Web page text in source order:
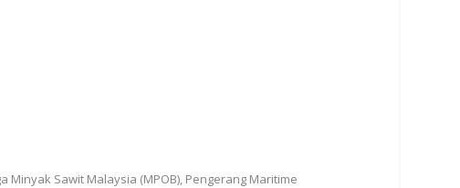
Sawit Malaysia (MPOB), Pengerang Maritime